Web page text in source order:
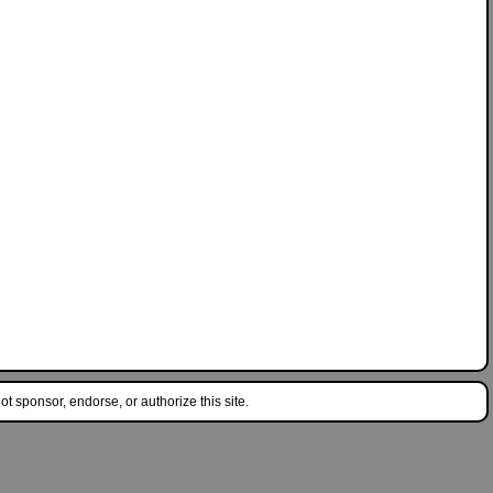
sponsor, endorse, or authorize this site.